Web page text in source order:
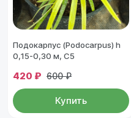
Подокарпус (Podocarpus) h
0,15-0,30 м, С5
600 ₽
420 ₽
Купить